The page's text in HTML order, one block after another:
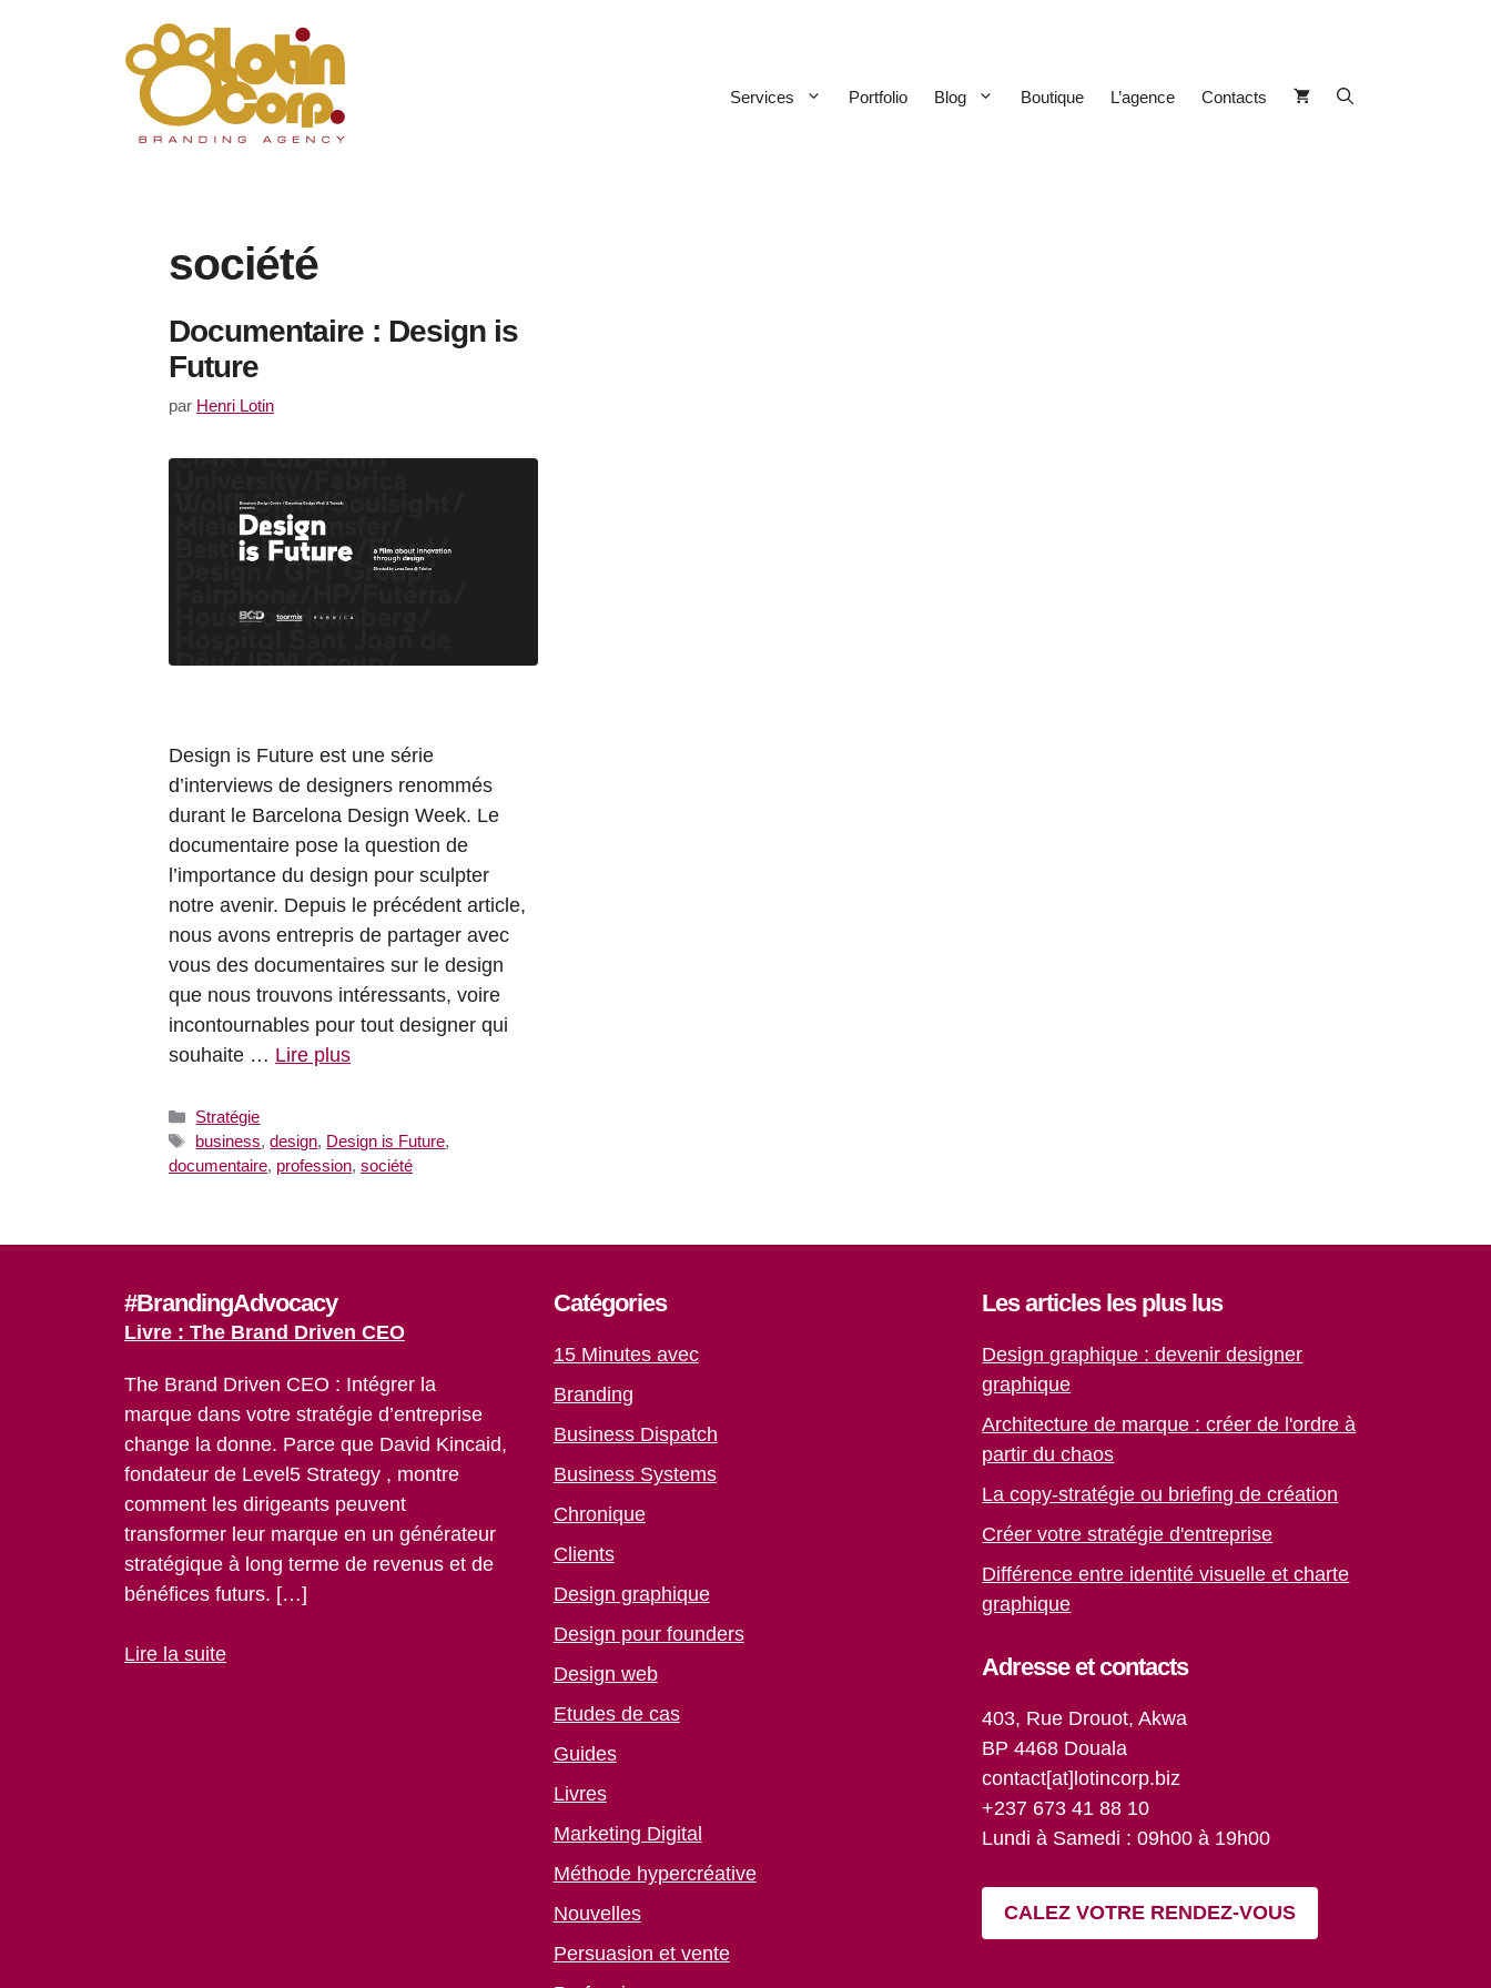
Services Portfolio Blog Boutique L’agence Contacts
société
Documentaire : Design is
Future
par Henri Lotin
Design is Future est une série
d’interviews de designers renommés
durant le Barcelona Design Week. Le
documentaire pose la question de
l’importance du design pour sculpter
notre avenir. Depuis le précédent article,
nous avons entrepris de partager avec
vous des documentaires sur le design
que nous trouvons intéressants, voire
incontournables pour tout designer qui
souhaite … Lire plus
Catégories
Stratégie
Étiquettes
business,design, Design is Future,
documentaire, profession, société
#BrandingAdvocacy
Livre : The Brand Driven CEO
The Brand Driven CEO : Intégrer la
marque dans votre stratégie d’entreprise
change la donne. Parce que David Kincaid,
fondateur de Level5 Strategy , montre
comment les dirigeants peuvent
transformer leur marque en un générateur
stratégique à long terme de revenus et de
bénéfices futurs. […]
Lire la suite
Catégories
15 Minutes avec
Branding
Business Dispatch
Business Systems
Chronique
Clients
Design graphique
Design pour founders
Design web
Etudes de cas
Guides
Livres
Marketing Digital
Méthode hypercréative
Nouvelles
Persuasion et vente
Les articles les plus lus
Design graphique : devenir designer
graphique
Architecture de marque : créer de l'ordre à
partir du chaos
La copy-stratégie ou briefing de création
Créer votre stratégie d'entreprise
Différence entre identité visuelle et charte
graphique
Adresse et contacts
403, Rue Drouot, Akwa
BP 4468 Douala
contact[at]lotincorp.biz
+237 673 41 88 10
Lundi à Samedi : 09h00 à 19h00
CALEZ VOTRE RENDEZ-VOUS